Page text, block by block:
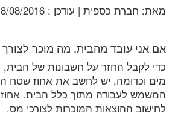
מאת: חברת כספית | עודכן : 08/2016
אם אני עובד מהבית, מה מוכר
כדי לקבל החזר על חשבונות של
מים וכדומה, יש לחשב את אחוז שטח
המשמש לעבודה מתוך כלל הבית.
לחישוב ההוצאות המוכרות לצורכי מס.